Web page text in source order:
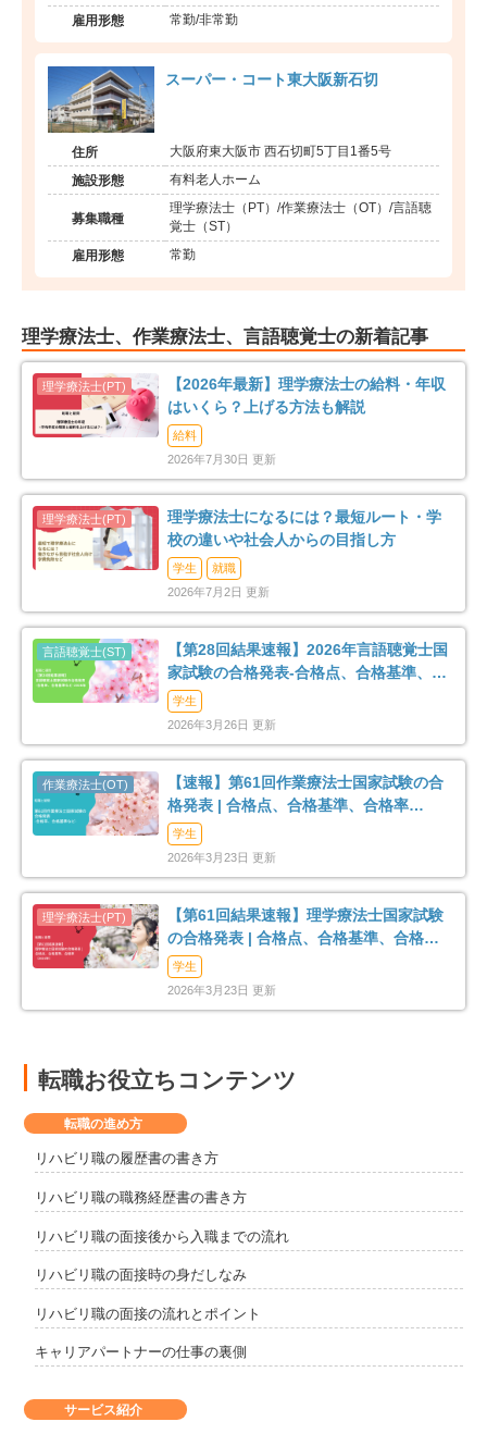
雇用形態 常勤/非常勤
スーパー・コート東大阪新石切
住所 大阪府東大阪市 西石切町5丁目1番5号
施設形態 有料老人ホーム
募集職種
理学療法士（PT）/作業療法士（OT）/言語聴
覚士（ST）
雇用形態 常勤
理学療法士、作業療法士、言語聴覚士の新着記事
【2026年最新】理学療法士の給料・年収
はいくら？上げる方法も解説
給料
2026年7月30日 更新
理学療法士になるには？最短ルート・学
校の違いや社会人からの目指し方
学生
就職
2026年7月2日 更新
【第28回結果速報】2026年言語聴覚士国
家試験の合格発表-合格点、合格基準、合
格率など-
学生
2026年3月26日 更新
【速報】第61回作業療法士国家試験の合
格発表 | 合格点、合格基準、合格率
（2026年）
学生
2026年3月23日 更新
【第61回結果速報】理学療法士国家試験
の合格発表 | 合格点、合格基準、合格率
（2026年）
学生
2026年3月23日 更新
転職お役立ちコンテンツ
サービス紹介
転職の進め方
リハビリ職の履歴書の書き方
リハビリ職の職務経歴書の書き方
リハビリ職の面接後から入職までの流れ
リハビリ職の面接時の身だしなみ
リハビリ職の面接の流れとポイント
キャリアパートナーの仕事の裏側